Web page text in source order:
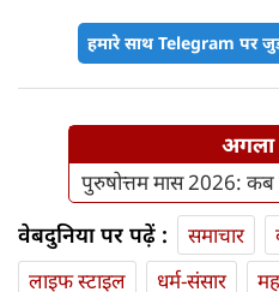
हमारे साथ Telegram पर
पुरुषोत्तम मास 2026: कब
वेबदुनिया पर पढ़ें : समाचार
लाइफ स्‍टाइल
धर्म-संसार